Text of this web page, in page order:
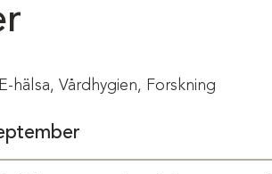
E-hälsa, Vårdhygien, Forskning